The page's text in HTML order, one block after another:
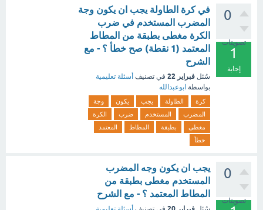
0
تصويتات
1
إجابة
في كرة الطاولة يجب ان يكون وجة
المضرب المستخدم في ضرب
الكرة مغطى بطبقة من المطاط
المعتمد (1 نقطة) صح خطأ ؟ - مع
الشرح
سُئل فبراير 22 في تصنيف أسئلة تعليمية
بواسطة ابوعبدالله
كرة الطاولة يجب يكون
وجة
المضرب
المستخدم ضرب
الكرة
مغطى
بطبقة المطاط
المعتمد
خطأ
0
تصويتات
يجب ان يكون وجه المضرب
المستخدم مغطى بطبقة من
المطاط المعتمد ؟ - مع الشرح